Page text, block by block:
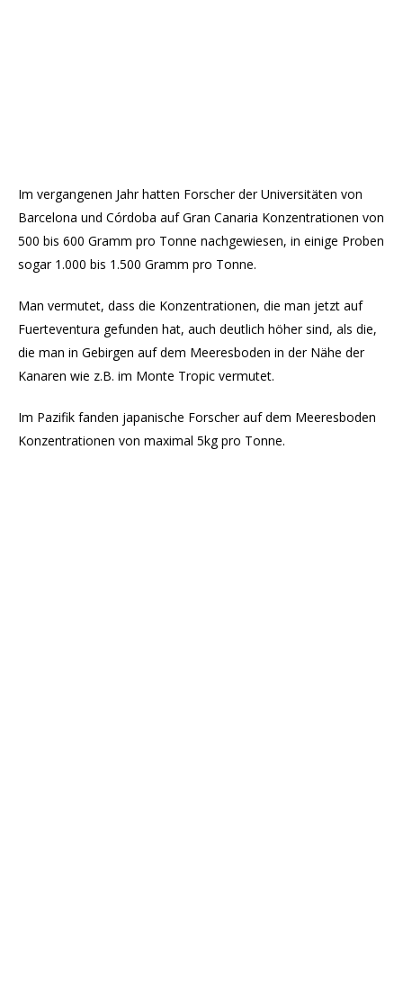
Im vergangenen Jahr hatten Forscher der Universitäten von
Barcelona und Córdoba auf Gran Canaria Konzentrationen von
500 bis 600 Gramm pro Tonne nachgewiesen, in einige Proben
sogar 1.000 bis 1.500 Gramm pro Tonne.
Man vermutet, dass die Konzentrationen, die man jetzt auf
Fuerteventura gefunden hat, auch deutlich höher sind, als die,
die man in Gebirgen auf dem Meeresboden in der Nähe der
Kanaren wie z.B. im Monte Tropic vermutet.
Im Pazifik fanden japanische Forscher auf dem Meeresboden
Konzentrationen von maximal 5kg pro Tonne.